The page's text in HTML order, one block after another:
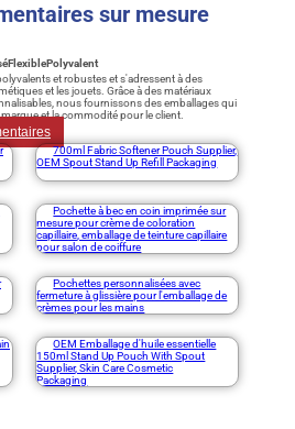
sur mesure
FlexiblePolyvalent
et robustes et s'adressent à des
et les jouets. Grâce à des matériaux
nous fournissons des emballages qui
et la commodité pour le client.
700ml Fabric Softener Pouch Supplier,
OEM Spout Stand Up Refill Packaging
Pochette à bec en coin imprimée sur
mesure pour crème de coloration
capillaire, emballage de teinture capillaire
pour salon de coiffure
Pochettes personnalisées avec
fermeture à glissière pour l'emballage de
crèmes pour les mains
OEM Emballage d'huile essentielle
150ml Stand Up Pouch With Spout
Supplier, Skin Care Cosmetic
Packaging